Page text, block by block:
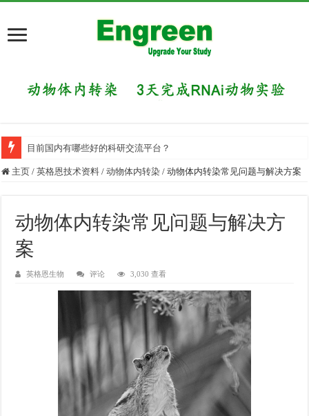
目前国内有哪些好的科研交流平台？
主页 / 英格恩技术资料 / 动物体内转染 / 动物体内转染常见问题与解决方案
动物体内转染常见问题与解决方
案
英格恩生物 评论 3,030 查看